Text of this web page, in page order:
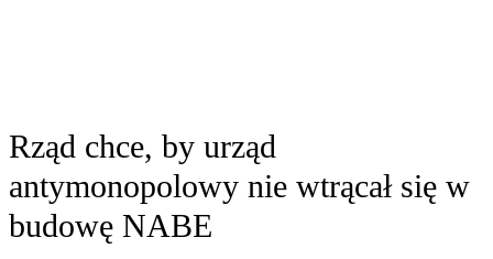
Rząd chce, by urząd
antymonopolowy nie wtrącał się w
budowę NABE